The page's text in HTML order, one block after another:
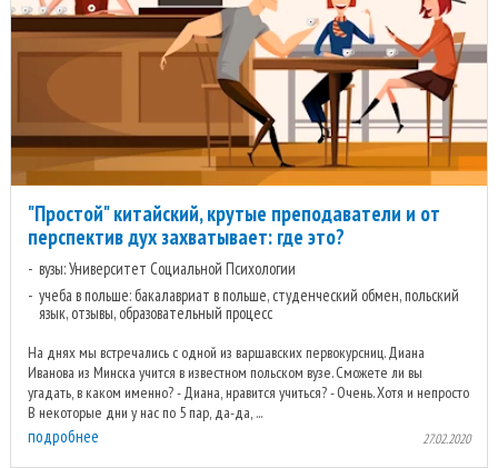
"Простой" китайский, крутые преподаватели и от
перспектив дух захватывает: где это?
вузы: Университет Социальной Психологии
учеба в польше: бакалавриат в польше, студенческий обмен, польский
язык, отзывы, образовательный процесс
На днях мы встречались с одной из варшавских первокурсниц. Диана
Иванова из Минска учится в известном польском вузе. Сможете ли вы
угадать, в каком именно? - Диана, нравится учиться? - Очень. Хотя и непросто.
В некоторые дни у нас по 5 пар, да-да, ...
подробнее 27.02.2020